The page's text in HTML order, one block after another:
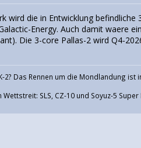
wird die in Entwicklung
Energy. Auch damit waere
Die 3-core Pallas-2 wird Q4-
2? Das Rennen um die Mondlandung
SLS, CZ-10 und Soyuz-5